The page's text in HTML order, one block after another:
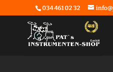
034 461 02 32